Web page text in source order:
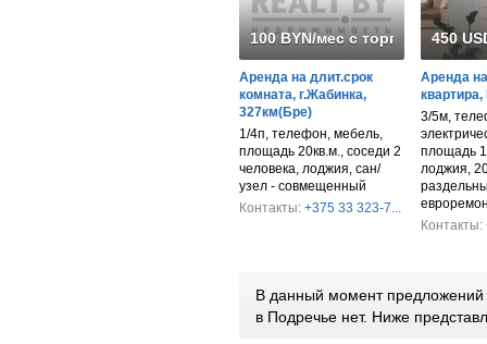
100 BYN/мес с торгом
Аренда на длит.срок
комната, г.Жабинка,
327км(Бре)
1/4п, телефон, мебель,
площадь 20кв.м., соседи 2
человека, лоджия, сан/
узел - совмещенный
Контакты: +375 33 323-7...
450
Аренда
квартира,
3/5м,
площадь
лоджия,
Контакты:
В данный момент предложений
в Подречье нет. Ниже